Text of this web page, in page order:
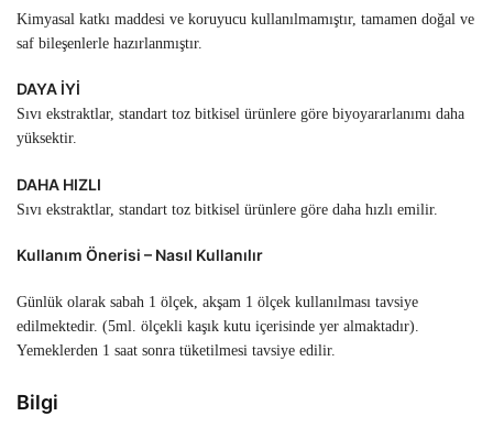
Kimyasal katkı maddesi ve koruyucu kullanılmamıştır, tamamen doğal ve
saf bileşenlerle hazırlanmıştır.
DAYA İYİ
Sıvı ekstraktlar, standart toz bitkisel ürünlere göre biyoyararlanımı daha
yüksektir.
DAHA HIZLI
Sıvı ekstraktlar, standart toz bitkisel ürünlere göre daha hızlı emilir.
Kullanım Önerisi – Nasıl Kullanılır
Günlük olarak sabah 1 ölçek, akşam 1 ölçek kullanılması tavsiye
edilmektedir. (5ml. ölçekli kaşık kutu içerisinde yer almaktadır).
Yemeklerden 1 saat sonra tüketilmesi tavsiye edilir.
Bilgi